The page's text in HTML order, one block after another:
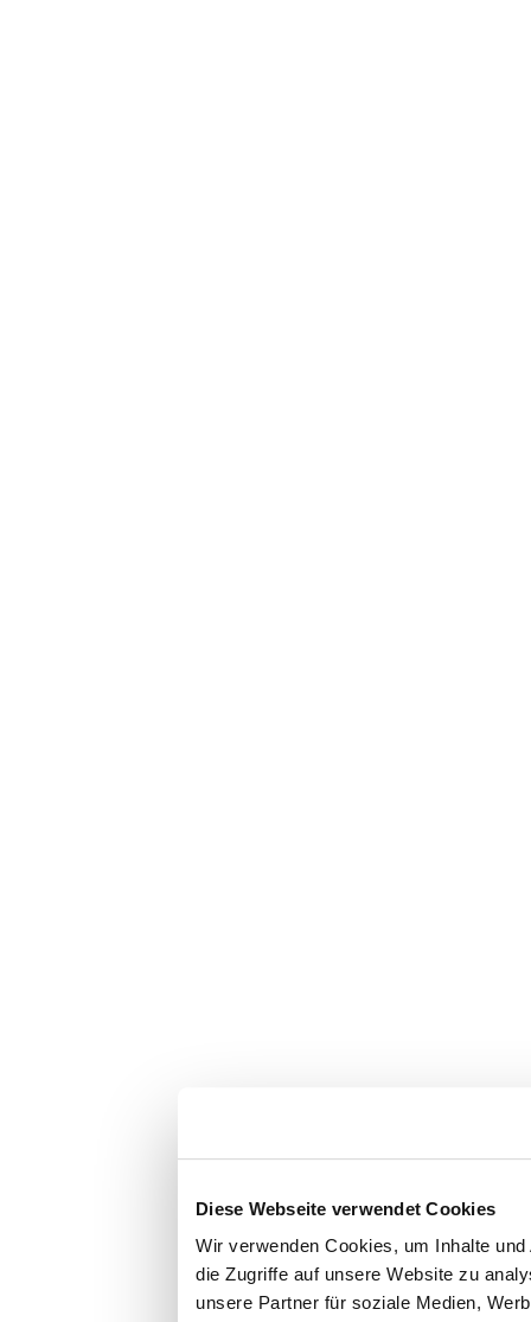
Diese Webseite verwendet Cookies
Wir verwenden Cookies, um Inhalte
die Zugriffe auf unsere Website zu
unsere Partner für soziale Medien,